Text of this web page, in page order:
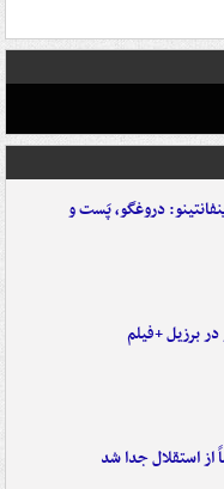
دروغگو، پَست‌ و
برزیل +فیلم
از استقلال جدا شد